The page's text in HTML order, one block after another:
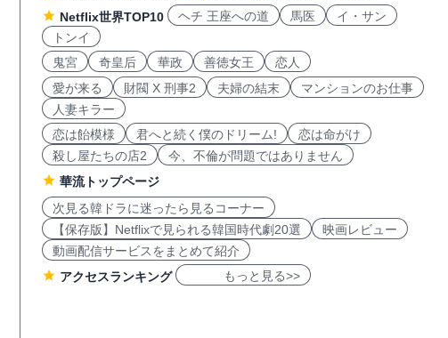
Netflix世界TOP10
ヘチ 王座への道 馬医
イ・サン
トンイ
鬼宮
奇皇后 華政 善徳女王
恋人
愛が来る
財閥 X 刑事2 夫婦の結末
マンションのお仕事
人妻キラー
恋は飴模様
君へと続く僕のドリーム!
恋は命がけ
殺し屋たちの店2
今、不倫が問題ではありません
華流トップページ
次見る韓ドラに迷ったら見るコーナー
【保存版】Netflixで見られる韓国時代劇20選
映画レビュー
動画配信サービスをまとめて紹介
アクセスランキング
もっと見る>>